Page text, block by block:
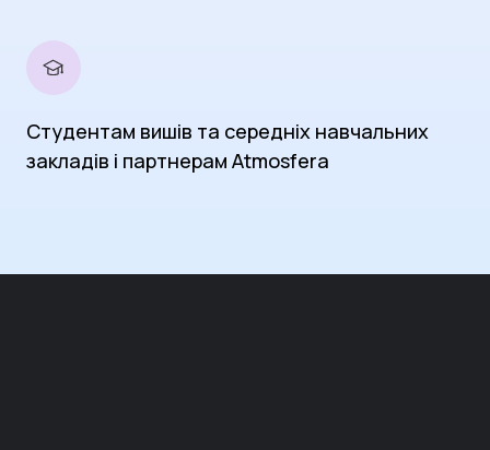
Студентам вишів та середніх навчальних
закладів і партнерам Atmosfera